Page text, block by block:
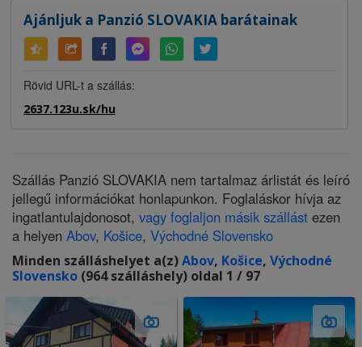
Ajánljuk a Panzió SLOVAKIA barátainak
Rövid URL-t a szállás:
2637.123u.sk/hu
Szállás Panzió SLOVAKIA nem tartalmaz árlistát és leíró
jellegű információkat honlapunkon. Foglaláskor hívja az
ingatlantulajdonosot, vagy foglaljon másik szállást ezen
a helyen Abov, Košice, Východné Slovensko
Minden szálláshelyet a(z)Abov, Košice, Východné
Slovensko (964 szálláshely) oldal 1 / 97